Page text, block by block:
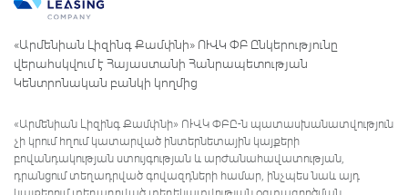
«Արմենիան Լիզինգ Քամփնի» ՈՒՎԿ ՓԲ Ընկերությունը
վերահսկվում է Հայաստանի Հանրապետության
Կենտրոնական բանկի կողմից
«Արմենիան Լիզինգ Քամփնի» ՈՒՎԿ ՓԲԸ-ն պատասխանատվություն
չի կրում հղում կատարված ինտերնետային կայքերի
բովանդակության ստույգության և արժանահավատության,
դրանցում տեղադրված գովազդների համար, ինչպես նաև այդ